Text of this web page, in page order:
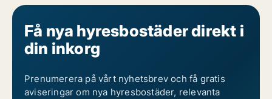
Få nya hyresbostäder direkt i
din inkorg
Prenumerera på vårt nyhetsbrev och få gratis
aviseringar om nya hyresbostäder, relevanta